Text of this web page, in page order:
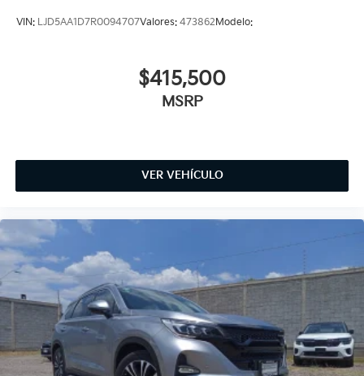
VIN: LJD5AA1D7R0094707Valores: 473862Modelo:
$415,500
MSRP
VER VEHÍCULO